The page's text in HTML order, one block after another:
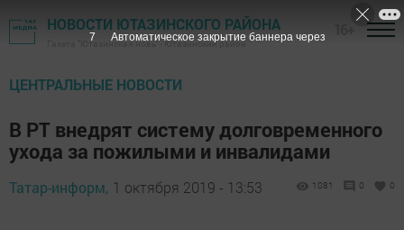
НОВОСТИ ЮТАЗИНСКОГО РАЙОНА
Газета "Ютазинская новь" - Ютазинский район
ЦЕНТРАЛЬНЫЕ НОВОСТИ
В РТ внедрят систему долговременного
ухода за пожилыми и инвалидами
Татар-информ, 1 октября 2019 - 13:53 1081 0 0
6 Автоматическое закрытие баннера через